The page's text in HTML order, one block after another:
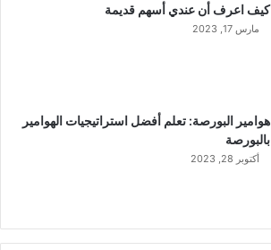
كيف اعرف أن عندي أسهم قديمة
مارس 17, 2023
هوامير البورصة: تعلم أفضل استراتيجيات الهوامير
بالبورصة
أكتوبر 28, 2023